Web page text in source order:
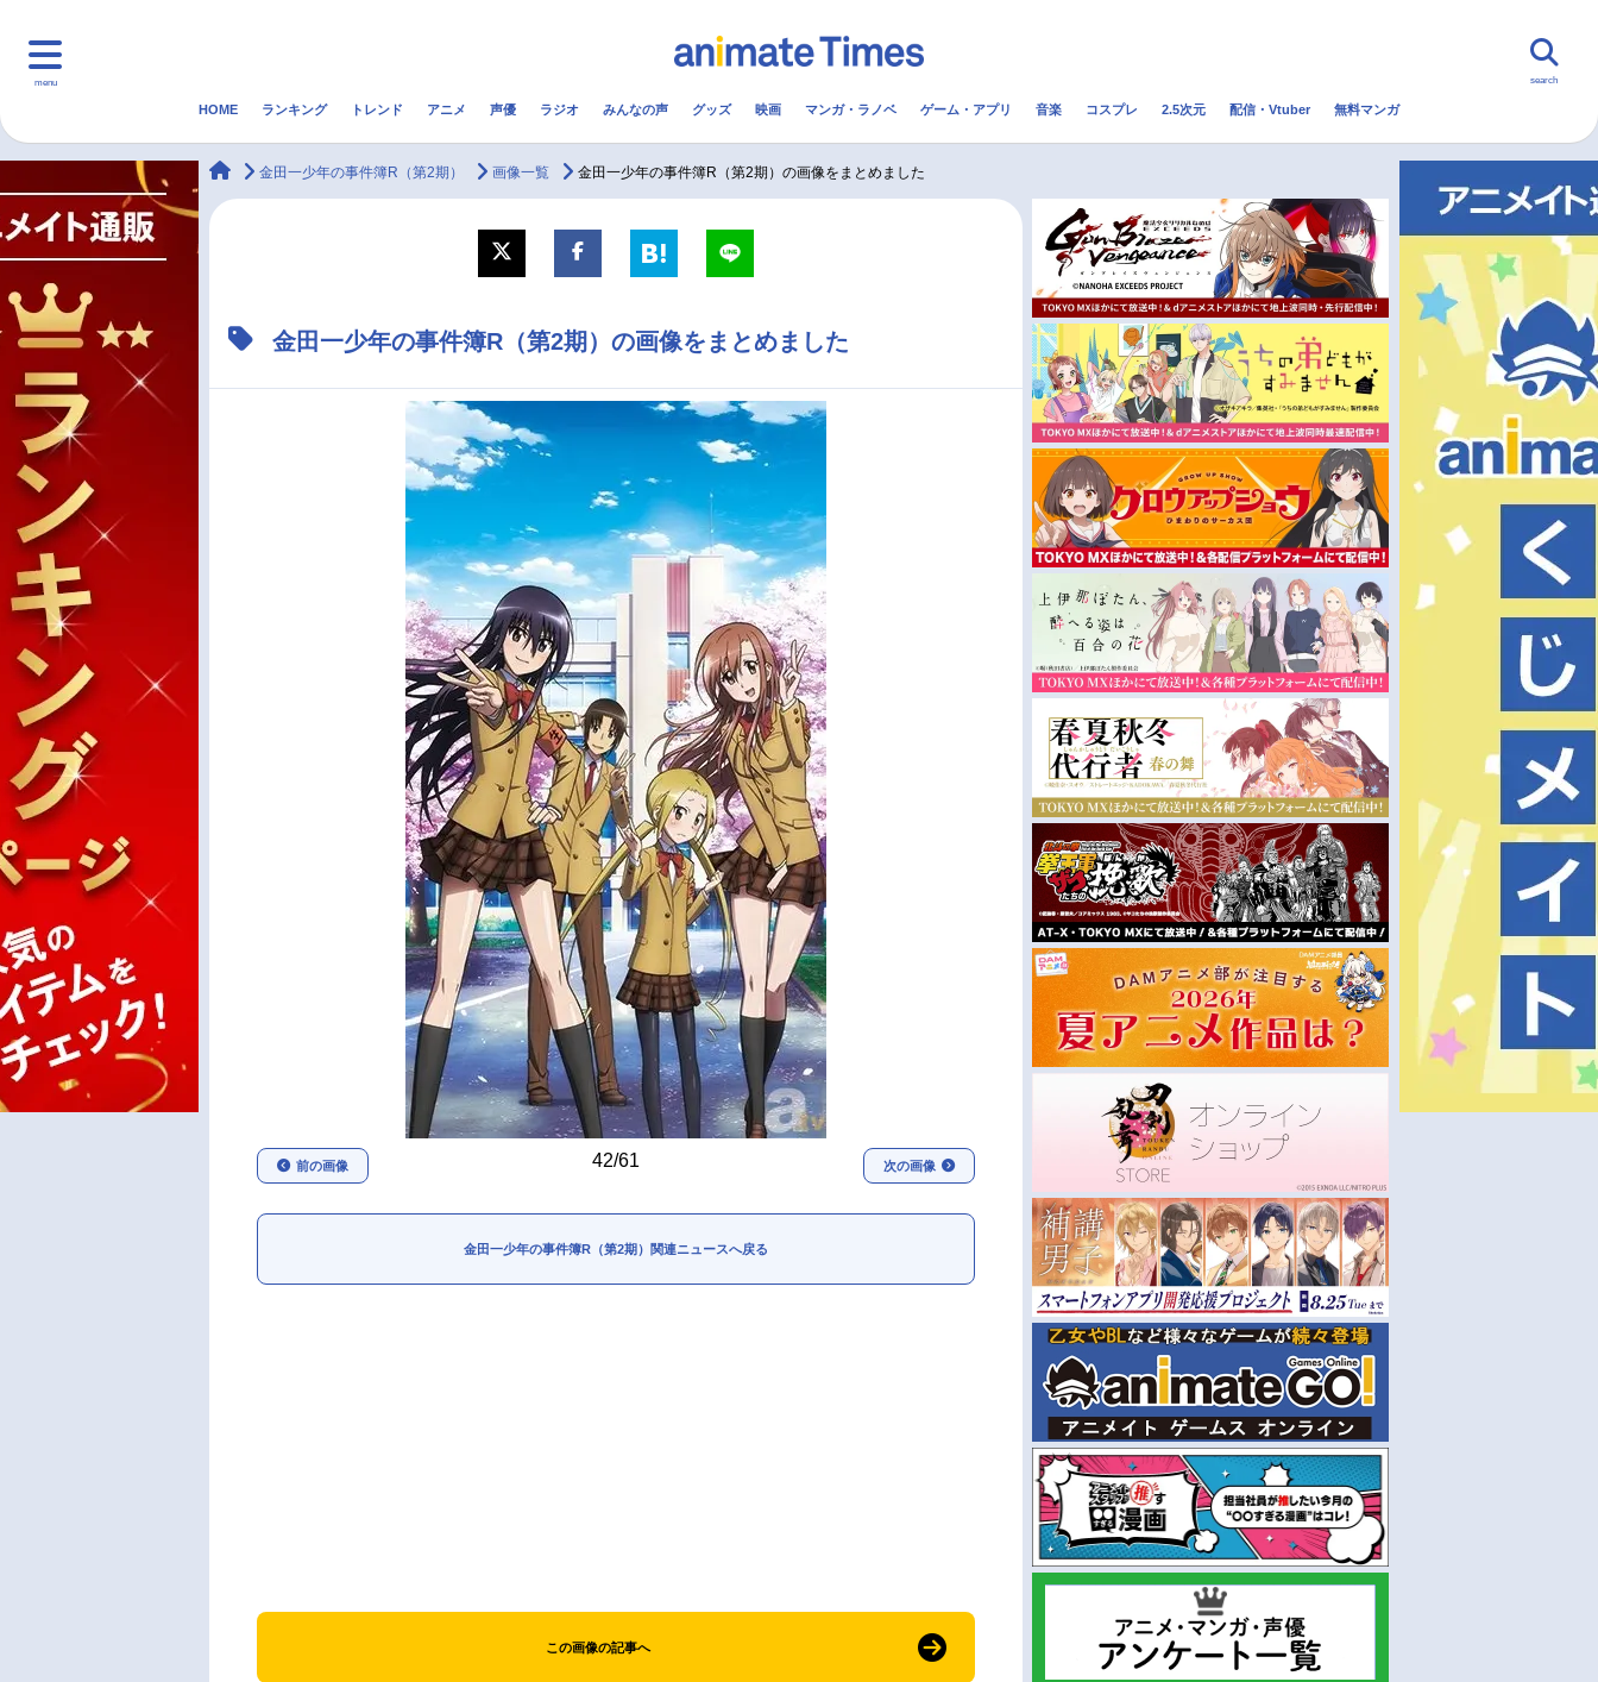
menu
マンガ・ラノベ 音楽 配信・Vtuber トレンド 無料マンガ
アニメ記事一覧
声優記事一覧
実写化映画一覧
男性声優/女性声優一覧
今期アニメ曜日別一覧
夏アニメ
秋アニメ
冬アニメ
FOLLOW US
search
HOME ランキング トレンド アニメ 声優 ラジオ みんなの声 グッズ 映画 マンガ・ラノベ ゲーム・アプリ 音楽 コスプレ 2.5次元 配信・Vtuber 無料マンガ
animateTimes
金田一少年の事件簿R（第2期） 画像一覧 金田一少年の事件簿R（第2期）の画像をまとめました
金田一少年の事件簿R（第2期）の画像をまとめました
42/61
前の画像 次の画像
金田一少年の事件簿R（第2期）関連ニュースへ戻る
この画像の記事へ